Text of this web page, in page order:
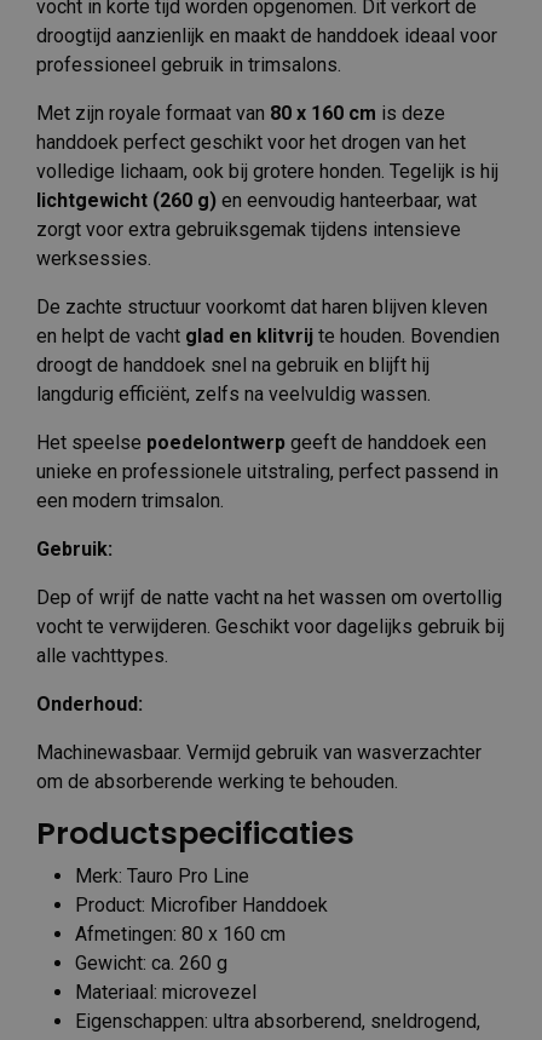
vocht in korte tijd worden opgenomen. Dit verkort de
droogtijd aanzienlijk en maakt de handdoek ideaal voor
professioneel gebruik in trimsalons.
Met zijn royale formaat van 80 x 160 cm is deze
handdoek perfect geschikt voor het drogen van het
volledige lichaam, ook bij grotere honden. Tegelijk is hij
lichtgewicht (260 g) en eenvoudig hanteerbaar, wat
zorgt voor extra gebruiksgemak tijdens intensieve
werksessies.
De zachte structuur voorkomt dat haren blijven kleven
en helpt de vacht glad en klitvrij te houden. Bovendien
droogt de handdoek snel na gebruik en blijft hij
langdurig efficiënt, zelfs na veelvuldig wassen.
Het speelse poedelontwerp geeft de handdoek een
unieke en professionele uitstraling, perfect passend in
een modern trimsalon.
Gebruik:
Dep of wrijf de natte vacht na het wassen om overtollig
vocht te verwijderen. Geschikt voor dagelijks gebruik bij
alle vachttypes.
Onderhoud:
Machinewasbaar. Vermijd gebruik van wasverzachter
om de absorberende werking te behouden.
Productspecificaties
Merk: Tauro Pro Line
Product: Microfiber Handdoek
Afmetingen: 80 x 160 cm
Gewicht: ca. 260 g
Materiaal: microvezel
Eigenschappen: ultra absorberend, sneldrogend,